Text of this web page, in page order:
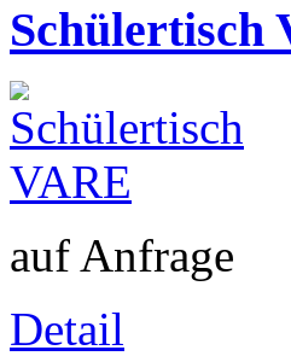
Schülertisch
auf Anfrage
Detail